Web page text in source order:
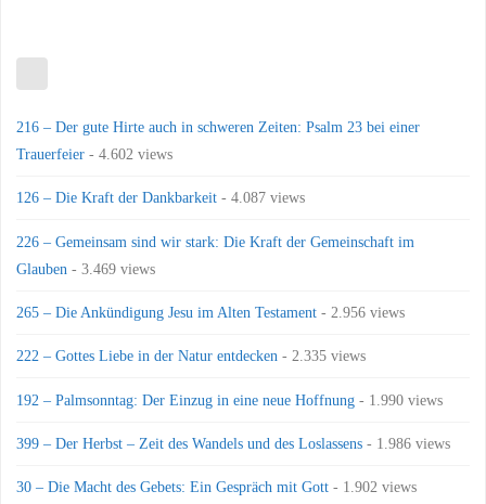
216 – Der gute Hirte auch in schweren Zeiten: Psalm 23 bei einer
Trauerfeier - 4.602 views
126 – Die Kraft der Dankbarkeit - 4.087 views
226 – Gemeinsam sind wir stark: Die Kraft der Gemeinschaft im
Glauben - 3.469 views
265 – Die Ankündigung Jesu im Alten Testament - 2.956 views
222 – Gottes Liebe in der Natur entdecken - 2.335 views
192 – Palmsonntag: Der Einzug in eine neue Hoffnung - 1.990 views
399 – Der Herbst – Zeit des Wandels und des Loslassens - 1.986 views
30 – Die Macht des Gebets: Ein Gespräch mit Gott - 1.902 views